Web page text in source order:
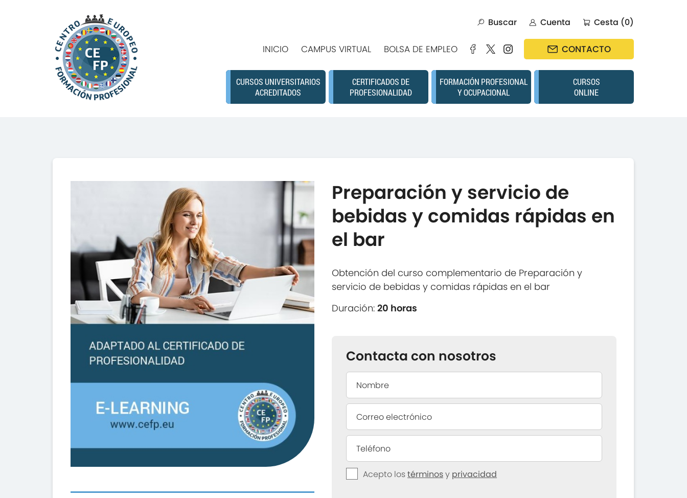
Buscar Cuenta Cesta (0)
INICIO CAMPUS VIRTUAL BOLSA DE EMPLEO CONTACTO
CURSOS UNIVERSITARIOS
ACREDITADOS
CERTIFICADOS DE
PROFESIONALIDAD
FORMACIÓN PROFESIONAL
Y OCUPACIONAL
CURSOS
ONLINE
Preparación y servicio de
bebidas y comidas rápidas en
el bar
Obtención del curso complementario de Preparación y
servicio de bebidas y comidas rápidas en el bar
Duración:20 horas
Contacta con nosotros
Acepto lostérminosy privacidad